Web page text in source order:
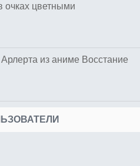
очках цветными
из аниме Восстание